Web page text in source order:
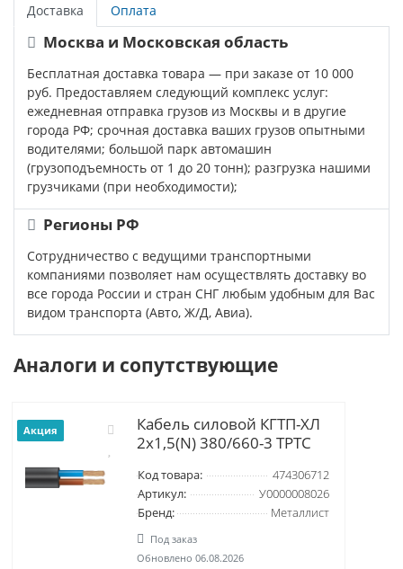
Доставка Оплата
Москва и Московская область
Бесплатная доставка товара — при заказе от 10 000
руб. Предоставляем следующий комплекс услуг:
ежедневная отправка грузов из Москвы и в другие
города РФ; срочная доставка ваших грузов опытными
водителями; большой парк автомашин
(грузоподъемность от 1 до 20 тонн); разгрузка нашими
грузчиками (при необходимости);
Регионы РФ
Сотрудничество с ведущими транспортными
компаниями позволяет нам осуществлять доставку во
все города России и стран СНГ любым удобным для Вас
видом транспорта (Авто, Ж/Д, Авиа).
Аналоги и сопутствующие
Акция
Кабель силовой КГТП-ХЛ
2х1,5(N) 380/660-3 ТРТС
Код товара:
474306712
Артикул:
У0000008026
Бренд:
Металлист
Под заказ
Обновлено 06.08.2026